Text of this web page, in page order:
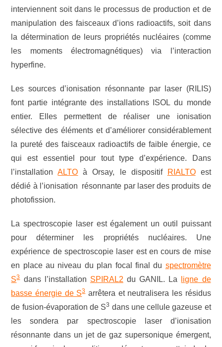
interviennent soit dans le processus de production et de
manipulation des faisceaux d’ions radioactifs, soit dans
la détermination de leurs propriétés nucléaires (comme
les moments électromagnétiques) via l’interaction
hyperfine.
Les sources d’ionisation résonnante par laser (RILIS)
font partie intégrante des installations ISOL du monde
entier. Elles permettent de réaliser une ionisation
sélective des éléments et d’améliorer considérablement
la pureté des faisceaux radioactifs de faible énergie, ce
qui est essentiel pour tout type d’expérience. Dans
l’installationALTO à Orsay, le dispositif RIALTOest
dédié à l’ionisation résonnante par laser des produits de
photofission.
La spectroscopie laser est également un outil puissant
pour déterminer les propriétés nucléaires. Une
expérience de spectroscopie laser est en cours de mise
en place au niveau du plan focal final du spectromètre
S3dans l’installation SPIRAL2 du GANIL. La
ligne de
basse énergie de S3arrêtera et neutralisera les résidus
de fusion-évaporation de S3 dans une cellule gazeuse et
les sondera par spectroscopie laser d’ionisation
résonnante dans un jet de gaz supersonique émergent,